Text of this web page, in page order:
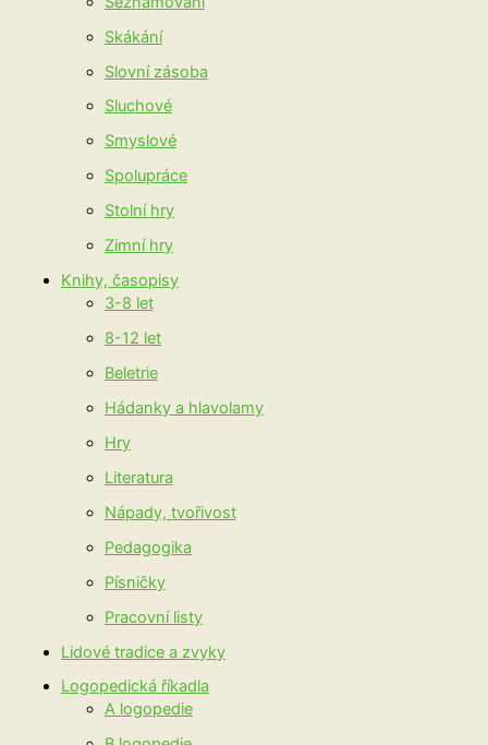
Skákání
Slovní zásoba
Sluchové
Smyslové
Spolupráce
Stolní hry
Zimní hry
Knihy, časopisy
3-8 let
8-12 let
Beletrie
Hádanky a hlavolamy
Hry
Literatura
Nápady, tvořivost
Pedagogika
Písničky
Pracovní listy
Lidové tradice a zvyky
Logopedická říkadla
A logopedie